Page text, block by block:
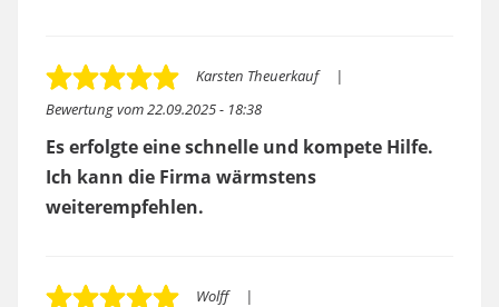
Bewertung vom22.09.2025 - 18:38
Karsten Theuerkauf
Es erfolgte eine schnelle und kompete Hilfe.
Ich kann die Firma wärmstens
weiterempfehlen.
Wolff